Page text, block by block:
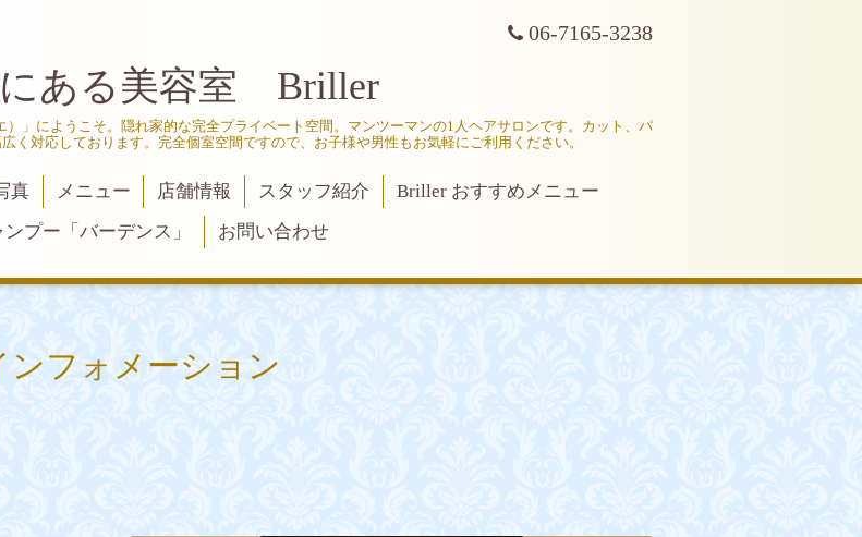
06-7165-3238
ある美容室 Briller
」にようこそ。隠れ家的な完全プライベート空間。マンツーマンの1人ヘアサロンです。カット、パ
く対応しております。完全個室空間ですので、お子様や男性もお気軽にご利用ください。
真 メニュー 店舗情報 スタッフ紹介
Briller おすすめメニュー
プー「バーデンス」
お問い合わせ
ンフォメーション